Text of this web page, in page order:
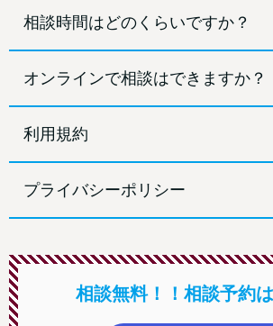
相談時間はどのくらいですか？
オンラインで相談はできますか？
利用規約
プライバシーポリシー
相談無料！！相談予約